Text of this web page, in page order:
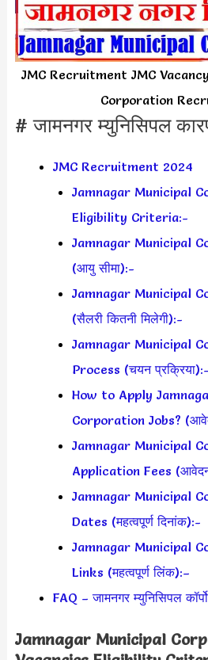
JMC Recruitment JMC
Corporation
# जामनगर म्युनिसिपल
JMC Recruitment 2024
Jamnagar Municipal
Eligibility Criteria:-
Jamnagar Municipal
(आयु सीमा):-
Jamnagar Municipal
(सैलरी कितनी मिलेगी):-
Jamnagar Municipal
Process (चयन प्रक्रिया):-
How to Apply
Corporation Jobs?
Jamnagar Municipal
Application Fees
Jamnagar Municipal
Dates (महत्वपूर्ण दिनांक):-
Jamnagar Municipal
Links (महत्वपूर्ण लिंक):–
FAQ – जामनगर म्युनिसिपल
Jamnagar Municipal